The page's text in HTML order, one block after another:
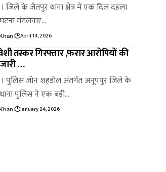
जिले के जैतपुर थाना क्षेत्र में एक दिल दहला
मंगलवार…
April 14, 2026
तस्कर गिरफ्तार ,फरार आरोपियों की
…
पुलिस जोन शहडोल अंतर्गत अनूपपुर जिले के
पुलिस ने एक बड़ी…
January 24, 2026